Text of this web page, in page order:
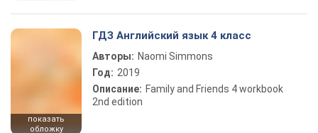
показать
обложку
ГДЗ Английский язык 4 класс
Авторы: Naomi Simmons
Год: 2019
Описание: Family and Friends 4 workbook
2nd edition